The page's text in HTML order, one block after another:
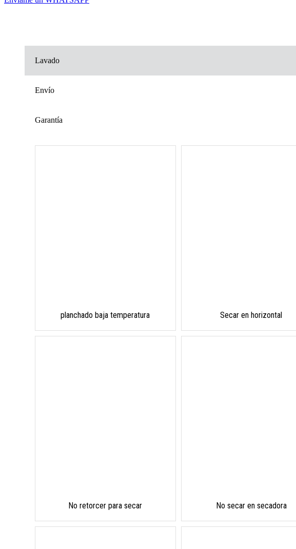
Lavado
Envío
Garantía
planchado baja temperatura Secar en horizontal
No retorcer para secar No secar en secadora